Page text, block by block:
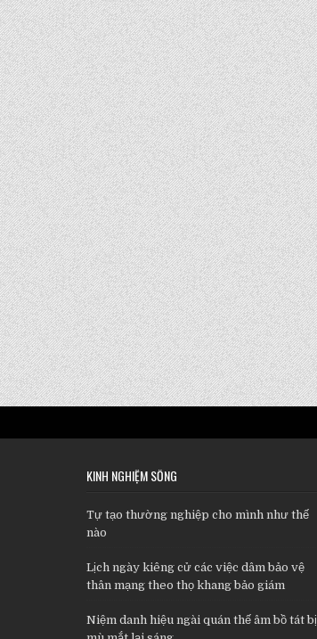
KINH NGHIỆM SỐNG
Tự tạo thường nghiệp cho mình như thế
nào
Lịch ngày kiêng cử các việc dâm bảo vệ
thân mạng theo thọ khang bảo giám
Niệm danh hiệu ngài quán thế âm bồ tát bị